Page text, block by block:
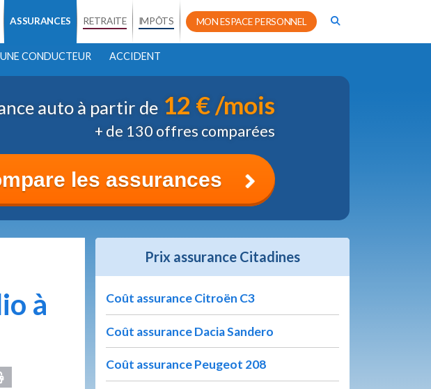
ASSURANCES RETRAITE IMPÔTS MON ESPACE PERSONNEL
CONDUCTEUR ACCIDENT
auto à partir de 12 € /mois
+ de 130 offres comparées
les assurances
à
Prix assurance Citadines
Coût assurance Citroën C3
Coût assurance Dacia Sandero
Coût assurance Peugeot 208